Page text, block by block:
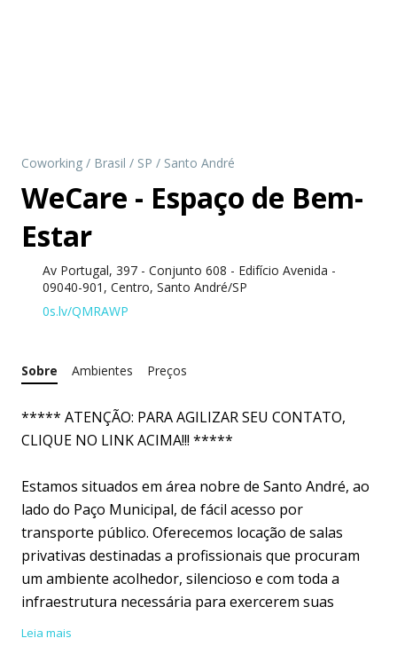
Coworking / Brasil / SP / Santo André
WeCare - Espaço de Bem-
Estar
Av Portugal, 397 - Conjunto 608 - Edifício Avenida -
09040-901, Centro, Santo André/SP
0s.lv/QMRAWP
Sobre Ambientes Preços
***** ATENÇÃO: PARA AGILIZAR SEU CONTATO,
CLIQUE NO LINK ACIMA!!! *****
Estamos situados em área nobre de Santo André, ao
lado do Paço Municipal, de fácil acesso por
transporte público. Oferecemos locação de salas
privativas destinadas a profissionais que procuram
um ambiente acolhedor, silencioso e com toda a
infraestrutura necessária para exercerem suas
atividades. Nosso horário de expediente é de 2ª a 6ª
Leia mais